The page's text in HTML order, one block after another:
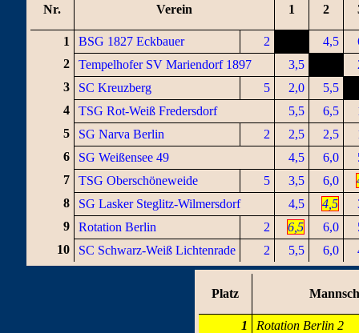
Nr. Verein 1 2
1 BSG 1827 Eckbauer 2 4,5
2
Tempelhofer SV Mariendorf 1897 3,5
3
SC Kreuzberg 5 2,0
5,5
4
TSG Rot-Weiß Fredersdorf 5,5 6,5
5
SG Narva Berlin 2 2,5 2,5
6
SG Weißensee 49 4,5 6,0
7
TSG Oberschöneweide 5 3,5 6,0
8
SG Lasker Steglitz-Wilmersdorf 4,5 4,5
9
Rotation Berlin 2 6,5 6,0
10
SC Schwarz-Weiß Lichtenrade 2 5,5 6,0
Platz
1
Rotation Berlin 2